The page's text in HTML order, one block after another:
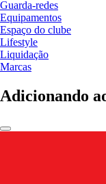
Guarda-redes
Equipamentos
Espaço do clube
Lifestyle
Liquidação
Marcas
Adicionando